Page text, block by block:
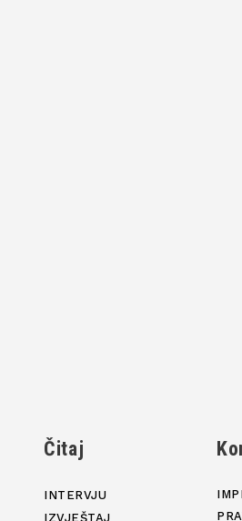
Čitaj
INTERVJU
IZVJEŠTAJ